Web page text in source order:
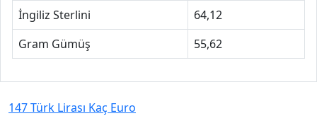
İngiliz Sterlini
64,12
Gram Gümüş
55,62
147 Türk Lirası Kaç Euro